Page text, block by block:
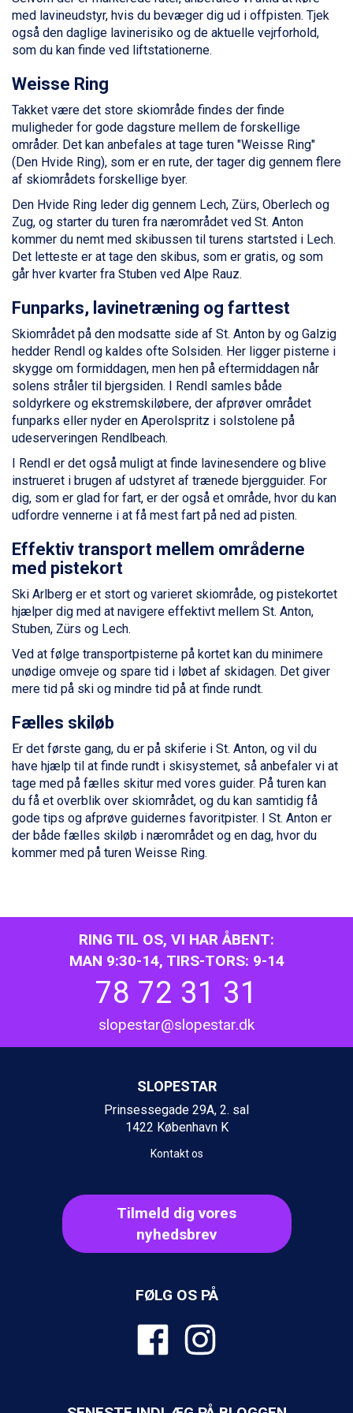
Wagrain fra DKK 4.645
Ischgl fra DKK 7.095
Fieberbrunn fra DKK 6.145
St. Anton fra DKK 7.245
Zell am See fra DKK 4.095
Livigno fra DKK 4.145
Canazei fra DKK 4.745
Ponte di Legno fra DKK 4.745
Sauze dOulx fra DKK 4.045
Alleghe fra DKK 5.595
Bad Gastein fra DKK 4.195
La Thuile fra DKK 4.595
Val Thorens fra DKK 5.395
Cervinia fra DKK 5.295
Sölden fra DKK 8.445
Bad Hofgastein fra DKK 5.495
Passo Tonale fra DKK 3.795
Saalbach fra DKK 5.945
Champoluc fra DKK 3.795
Sestriere fra DKK 4.395
Wagrain fra DKK 4.645
Ischgl fra DKK 7.095
Fieberbrunn fra DKK 6.145
St. Anton fra DKK 7.245
Zell am See fra DKK 4.095
Livigno fra DKK 4.145
Canazei fra DKK 4.745
Ponte di Legno fra DKK 4.745
Sauze dOulx fra DKK 4.045
Alleghe fra DKK 5.595
Bad Gastein fra DKK 4.195
Arabba fra DKK 7.045
La Thuile fra DKK 4.595
Val Thorens fra DKK 5.395
Cervinia fra DKK 5.295
Sölden fra DKK 8.445
Bad Hofgastein fra DKK 5.495
Passo Tonale fra DKK 3.795
Saalbach fra DKK 5.945
Champoluc fra DKK 3.795
Sestriere fra DKK 4.395
Wagrain fra DKK 4.645
Ischgl fra DKK 7.095
Fieberbrunn fra DKK 6.145
St. Anton fra DKK 7.245
Zell am See fra DKK 4.095
Livigno fra DKK 4.145
Canazei fra DKK 4.745
Ponte di Legno fra DKK 4.745
La Thuile fra DKK 4.595
Val Thorens fra DKK 5.395
Sölden fra DKK 8.445
Passo Tonale fra DKK 3.795
Saalbach fra DKK 5.945
Sestriere fra DKK 4.395
Ischgl fra DKK 7.095
Fieberbrunn fra DKK 6.145
St. Anton fra DKK 7.245
Canazei fra DKK 4.745
Ponte di Legno fra DKK 4.745
Sauze dOulx fra DKK 4.045
Alleghe fra DKK 5.595
Arabba fra DKK 7.045
La Thuile fra DKK 4.595
Val Thorens fra DKK 5.395
Cervinia fra DKK 5.295
Sölden fra DKK 8.445
Saalbach fra DKK 5.945
med lavineudstyr, hvis du bevæger dig ud i offpisten. Tjek
også den daglige lavinerisiko og de aktuelle vejrforhold,
som du kan finde ved liftstationerne.
Weisse Ring
Takket være det store skiområde findes der finde
muligheder for gode dagsture mellem de forskellige
områder. Det kan anbefales at tage turen "Weisse Ring"
(Den Hvide Ring), som er en rute, der tager dig gennem flere
af skiområdets forskellige byer.
Den Hvide Ring leder dig gennem Lech, Zürs, Oberlech og
Zug, og starter du turen fra nærområdet ved St. Anton
kommer du nemt med skibussen til turens startsted i Lech.
Det letteste er at tage den skibus, som er gratis, og som
går hver kvarter fra Stuben ved Alpe Rauz.
Funparks, lavinetræning og farttest
Skiområdet på den modsatte side af St. Anton by og Galzig
hedder Rendl og kaldes ofte Solsiden. Her ligger pisterne i
skygge om formiddagen, men hen på eftermiddagen når
solens stråler til bjergsiden. I Rendl samles både
soldyrkere og ekstremskiløbere, der afprøver området
funparks eller nyder en Aperolspritz i solstolene på
udeserveringen Rendlbeach.
I Rendl er det også muligt at finde lavinesendere og blive
instrueret i brugen af udstyret af trænede bjergguider. For
dig, som er glad for fart, er der også et område, hvor du kan
udfordre vennerne i at få mest fart på ned ad pisten.
Effektiv transport mellem områderne
med pistekort
Ski Arlberg er et stort og varieret skiområde, og pistekortet
hjælper dig med at navigere effektivt mellem St. Anton,
Stuben, Zürs og Lech.
Ved at følge transportpisterne på kortet kan du minimere
unødige omveje og spare tid i løbet af skidagen. Det giver
mere tid på ski og mindre tid på at finde rundt.
Fælles skiløb
Er det første gang, du er på skiferie i St. Anton, og vil du
have hjælp til at finde rundt i skisystemet, så anbefaler vi at
tage med på fælles skitur med vores guider. På turen kan
du få et overblik over skiområdet, og du kan samtidig få
gode tips og afprøve guidernes favoritpister. I St. Anton er
der både fælles skiløb i nærområdet og en dag, hvor du
kommer med på turen Weisse Ring.
RING TIL OS, VI HAR ÅBENT:
MAN 9:30-14, TIRS-TORS: 9-14
78 72 31 31
slopestar@slopestar.dk
SLOPESTAR
Prinsessegade 29A, 2. sal
1422 København K
Kontakt os
Tilmeld dig vores
nyhedsbrev
FØLG OS PÅ